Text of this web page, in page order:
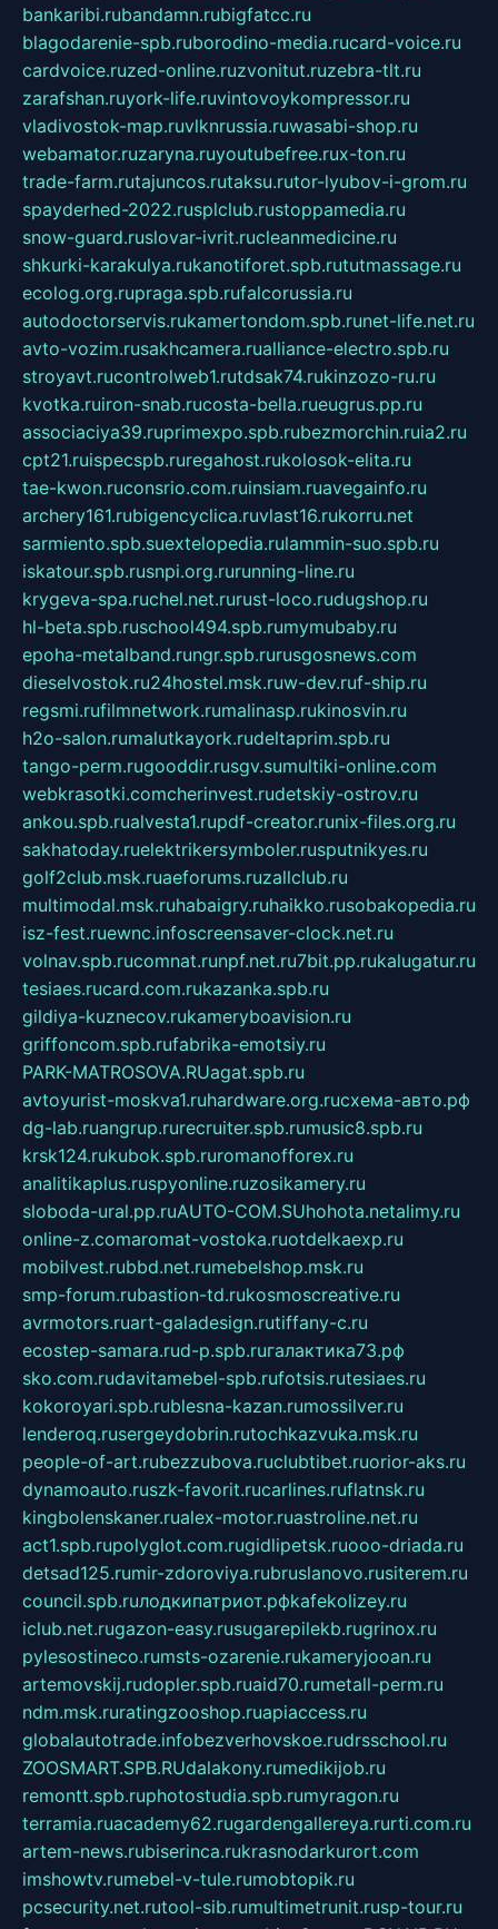
bankaribi.rubandamn.rubigfatcc.ru
blagodarenie-spb.ruborodino-media.rucard-voice.ru
cardvoice.ruzed-online.ruzvonitut.ruzebra-tlt.ru
zarafshan.ruyork-life.ruvintovoykompressor.ru
vladivostok-map.ruvlknrussia.ruwasabi-shop.ru
webamator.ruzaryna.ruyoutubefree.rux-ton.ru
trade-farm.rutajuncos.rutaksu.rutor-lyubov-i-grom.ru
spayderhed-2022.rusplclub.rustoppamedia.ru
snow-guard.ruslovar-ivrit.rucleanmedicine.ru
shkurki-karakulya.rukanotiforet.spb.rututmassage.ru
ecolog.org.rupraga.spb.rufalcorussia.ru
autodoctorservis.rukamertondom.spb.runet-life.net.ru
avto-vozim.rusakhcamera.rualliance-electro.spb.ru
stroyavt.rucontrolweb1.rutdsak74.rukinzozo-ru.ru
kvotka.ruiron-snab.rucosta-bella.rueugrus.pp.ru
associaciya39.ruprimexpo.spb.rubezmorchin.ruia2.ru
cpt21.ruispecspb.ruregahost.rukolosok-elita.ru
tae-kwon.ruconsrio.com.ruinsiam.ruavegainfo.ru
archery161.rubigencyclica.ruvlast16.rukorru.net
sarmiento.spb.suextelopedia.rulammin-suo.spb.ru
iskatour.spb.rusnpi.org.rurunning-line.ru
krygeva-spa.ruchel.net.rurust-loco.rudugshop.ru
hl-beta.spb.ruschool494.spb.rumymubaby.ru
epoha-metalband.rungr.spb.rurusgosnews.com
dieselvostok.ru24hostel.msk.ruw-dev.ruf-ship.ru
regsmi.rufilmnetwork.rumalinasp.rukinosvin.ru
h2o-salon.rumalutkayork.rudeltaprim.spb.ru
tango-perm.rugooddir.rusgv.sumultiki-online.com
webkrasotki.comcherinvest.rudetskiy-ostrov.ru
ankou.spb.rualvesta1.rupdf-creator.runix-files.org.ru
sakhatoday.ruelektrikersymboler.rusputnikyes.ru
golf2club.msk.ruaeforums.ruzallclub.ru
multimodal.msk.ruhabaigry.ruhaikko.rusobakopedia.ru
isz-fest.ruewnc.infoscreensaver-clock.net.ru
volnav.spb.rucomnat.runpf.net.ru7bit.pp.rukalugatur.ru
tesiaes.rucard.com.rukazanka.spb.ru
gildiya-kuznecov.rukameryboavision.ru
griffoncom.spb.rufabrika-emotsiy.ru
PARK-MATROSOVA.RUagat.spb.ru
avtoyurist-moskva1.ruhardware.org.ruсхема-авто.рф
dg-lab.ruangrup.rurecruiter.spb.rumusic8.spb.ru
krsk124.rukubok.spb.ruromanofforex.ru
analitikaplus.ruspyonline.ruzosikamery.ru
sloboda-ural.pp.ruAUTO-COM.SUhohota.netalimy.ru
online-z.comaromat-vostoka.ruotdelkaexp.ru
mobilvest.rubbd.net.rumebelshop.msk.ru
smp-forum.rubastion-td.rukosmoscreative.ru
avrmotors.ruart-galadesign.rutiffany-c.ru
ecostep-samara.rud-p.spb.ruгалактика73.рф
sko.com.rudavitamebel-spb.rufotsis.rutesiaes.ru
kokoroyari.spb.rublesna-kazan.rumossilver.ru
lenderoq.rusergeydobrin.rutochkazvuka.msk.ru
people-of-art.rubezzubova.ruclubtibet.ruorior-aks.ru
dynamoauto.ruszk-favorit.rucarlines.ruflatnsk.ru
kingbolenskaner.rualex-motor.ruastroline.net.ru
act1.spb.rupolyglot.com.rugidlipetsk.ruooo-driada.ru
detsad125.rumir-zdoroviya.rubruslanovo.rusiterem.ru
council.spb.ruлодкипатриот.рфkafekolizey.ru
iclub.net.rugazon-easy.rusugarepilekb.rugrinox.ru
pylesostineco.rumsts-ozarenie.rukameryjooan.ru
artemovskij.rudopler.spb.ruaid70.rumetall-perm.ru
ndm.msk.ruratingzooshop.ruapiaccess.ru
globalautotrade.infobezverhovskoe.rudrsschool.ru
ZOOSMART.SPB.RUdalakony.rumedikijob.ru
remontt.spb.ruphotostudia.spb.rumyragon.ru
terramia.ruacademy62.rugardengallereya.rurti.com.ru
artem-news.rubiserinca.rukrasnodarkurort.com
imshowtv.rumebel-v-tule.rumobtopik.ru
pcsecurity.net.rutool-sib.rumultimetrunit.rusp-tour.ru